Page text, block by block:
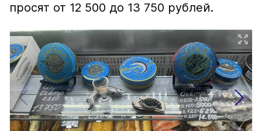
просят от 12 500 до 13 750 рублей.